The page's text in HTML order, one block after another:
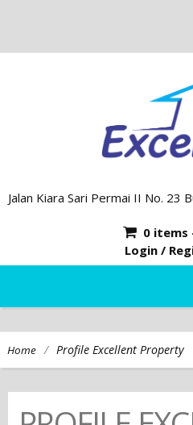
Jalan Kiara Sari Permai II No. 23
0 items
Login /
Home / Profile Excellent Property